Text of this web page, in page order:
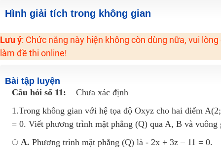
2K6! Lộ Trình Sun 2024 - Ba bước luyện thi TN THPT - ĐH ít nhất 25 điểm
Khuyến Mãi Khoá Học 1K Chỉ Từ 11-13/09/2024
Đồng giá khóa học 499K - 399K (13/11-15/11)
Khai giảng khóa Ngữ văn 7 - xây nền vững chắc cho tương lai!
Hình giải tích trong không gian
Lưu ý: Chức năng này hiện không còn dùng nữa, vui
làm đề thi online!
Bài tập luyện
Câu hỏi số 11:
Chưa xác định
1.Trong không gian với hệ tọa độ Oxyz cho hai điểm
= 0. Viết phương trình mặt phẳng (Q) qua A, B và vuông
A. Phương trình mặt phẳng (Q) là - 2x + 3z – 11 = 0.